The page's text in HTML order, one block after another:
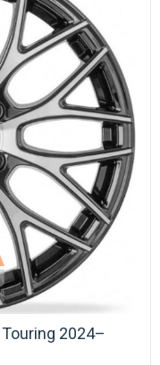
2024–